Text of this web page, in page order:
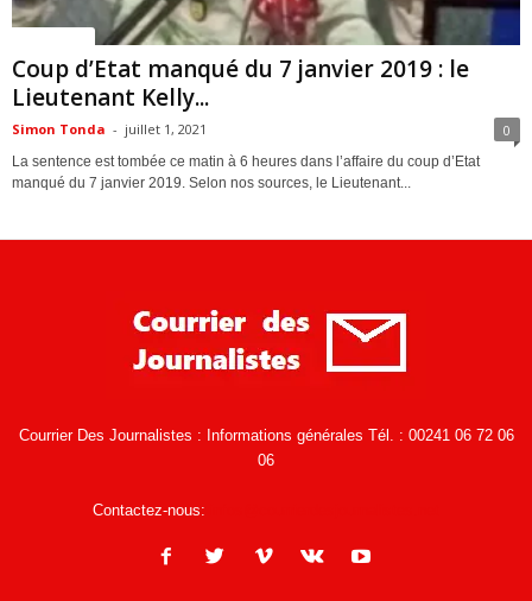
Coup d’Etat manqué du 7 janvier 2019 : le
Lieutenant Kelly...
Simon Tonda - juillet 1, 2021 0
La sentence est tombée ce matin à 6 heures dans l’affaire du coup d’Etat
manqué du 7 janvier 2019. Selon nos sources, le Lieutenant...
Courrier Des Journalistes : Informations générales Tél. : 00241 06 72 06
06
Contactez-nous: